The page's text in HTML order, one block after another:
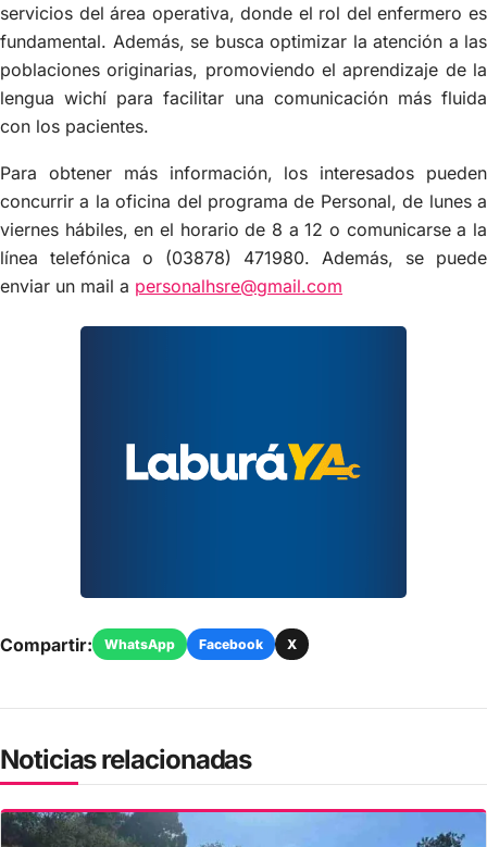
servicios del área operativa, donde el rol del enfermero es
fundamental. Además, se busca optimizar la atención a las
poblaciones originarias, promoviendo el aprendizaje de la
lengua wichí para facilitar una comunicación más fluida
con los pacientes.
Para obtener más información, los interesados pueden
concurrir a la oficina del programa de Personal, de lunes a
viernes hábiles, en el horario de 8 a 12 o comunicarse a la
línea telefónica o (03878) 471980. Además, se puede
enviar un mail a personalhsre@gmail.com
Compartir: WhatsApp Facebook X
Noticias relacionadas